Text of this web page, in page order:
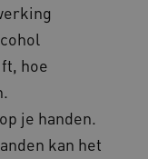
hoe
je handen.
kan het